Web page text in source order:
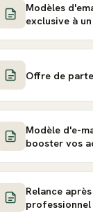
Modèles
exclusive à
Offre de
Modèle d'e-
booster vos
Relance
professionnel